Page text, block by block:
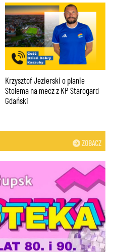
Krzysztof Jezierski o planie
Stolema na mecz z KP Starogard
Gdański
ZOBACZ